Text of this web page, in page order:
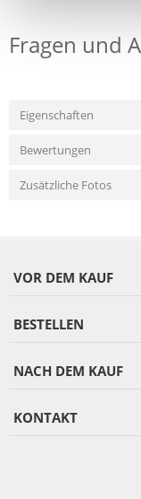
Fragen und
Eigenschaften
Bewertungen
Zusätzliche Fotos
VOR DEM KAUF
BESTELLEN
NACH DEM KAUF
KONTAKT